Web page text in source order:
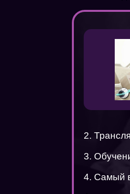
2.
3.
4. Самый